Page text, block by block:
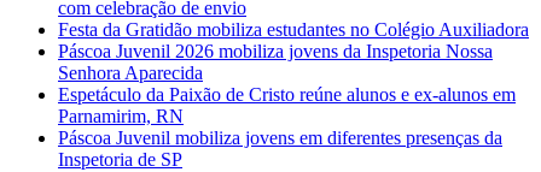
com celebração de envio
Festa da Gratidão mobiliza estudantes no Colégio Auxiliadora
Páscoa Juvenil 2026 mobiliza jovens da Inspetoria Nossa
Senhora Aparecida
Espetáculo da Paixão de Cristo reúne alunos e ex-alunos em
Parnamirim, RN
Páscoa Juvenil mobiliza jovens em diferentes presenças da
Inspetoria de SP